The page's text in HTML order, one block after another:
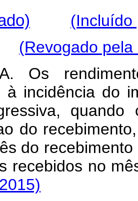
(Incluído
(Revogado
Os
à incidência do
quando
do
do
recebidos